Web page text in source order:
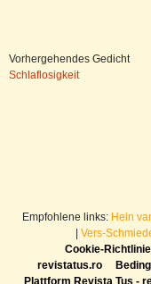
Vorhergehendes Gedicht
Schlaflosigkeit
Empfohlene links: Hein
Vers-
Cookie-
revistatus.ro
Plattform Revista Tuș -